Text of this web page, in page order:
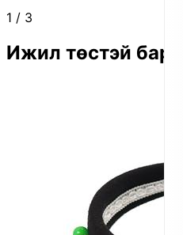
1 / 3
Ижил төстэй бараа